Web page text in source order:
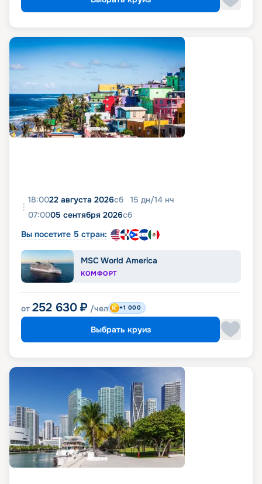
18:0022 августа 2026сб 15 дн/14 нч
07:0005 сентября 2026сб
Вы посетите 5 стран:
MSC World America
КОМФОРТ
от 252 630 ₽ /чел +1 000
Выбрать круиз